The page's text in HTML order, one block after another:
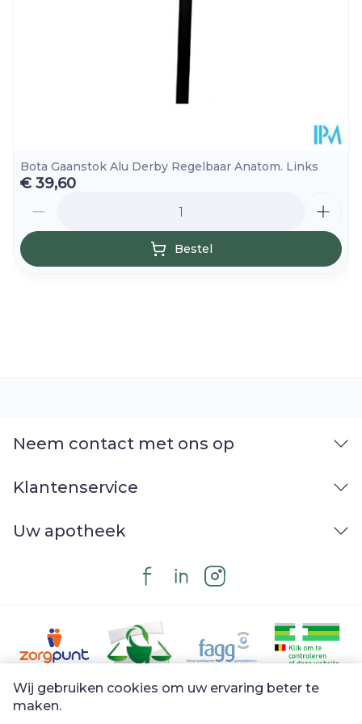
Wij gebruiken cookies om uw ervaring beter te
maken.
Bota Gaanstok Alu Derby Regelbaar Anatom. Links
€ 39,60
Bestel
Neem contact met ons op
Klantenservice
Uw apotheek
Juridische links